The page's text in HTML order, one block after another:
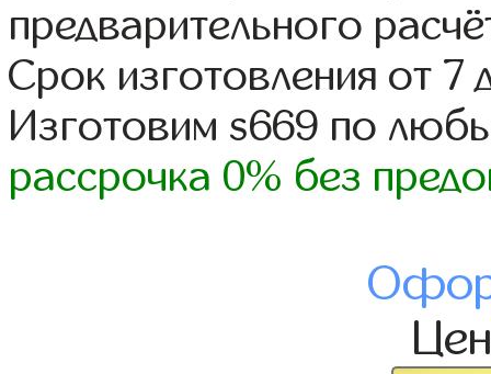
предварительного
Срок изготовления от 7
Изготовим s669 по
рассрочка 0% без